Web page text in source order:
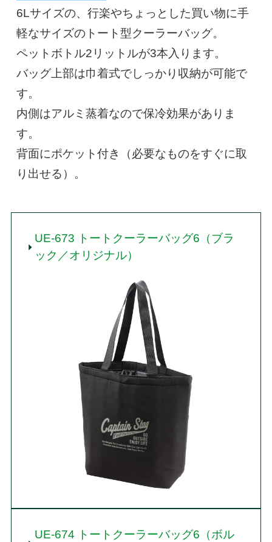
6Lサイズの、行楽やちょっとした買い物に手
軽なサイズのトート型クーラーバッグ。
ペットボトル2リットルが3本入ります。
バッグ上部は巾着式でしっかり収納が可能で
す。
内側はアルミ蒸着なので保冷効果がありま
す。
背面にポケット付き（必要なものをすぐに取
り出せる）。
UE-673 トートクーラーバッグ6（ブラ
ック／オリジナル）
UE-674 トートクーラーバッグ6（ボル